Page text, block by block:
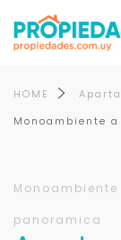
HOME
Monoambiente
panoramica